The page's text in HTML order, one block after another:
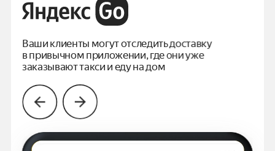
Ваши клиенты могут отследить доставку
в привычном приложении, где они уже
заказывают такси и еду на дом